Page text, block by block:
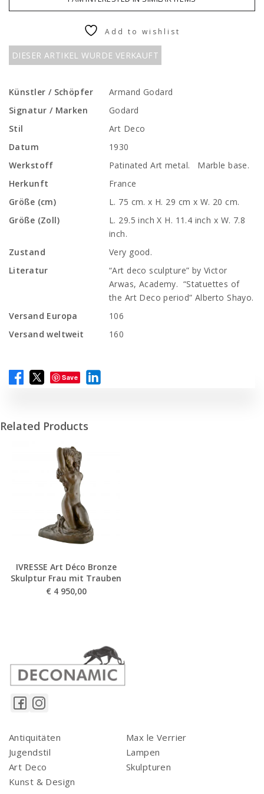
DIESER ARTIKEL WURDE VERKAUFT
Add to wishlist
Künstler / Schöpfer
Armand Godard
Signatur / Marken
Godard
Stil
Art Deco
Datum
1930
Werkstoff
Patinated Art metal. Marble base.
Herkunft
France
Größe (cm)
L. 75 cm. x H. 29 cm x W. 20 cm.
Größe (Zoll)
L. 29.5 inch X H. 11.4 inch x W. 7.8
inch.
Zustand
Very good.
Literatur
“Art deco sculpture” by Victor
Arwas, Academy. “Statuettes of
the Art Deco period” Alberto Shayo.
Versand Europa
106
Versand weltweit
160
Save
Related Products
IVRESSE Art Déco Bronze
Skulptur Frau mit Trauben
€ 4 950,00
Antiquitäten
Jugendstil
Art Deco
Kunst & Design
Max le Verrier
Lampen
Skulpturen